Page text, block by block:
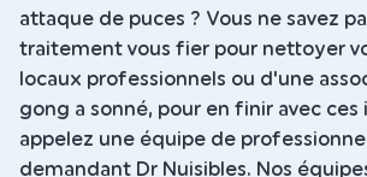
attaque de puces ? Vous ne savez
traitement vous fier pour nettoyer
locaux professionnels ou d'une
gong a sonné, pour en finir avec ces
appelez une équipe de
demandant Dr Nuisibles. Nos